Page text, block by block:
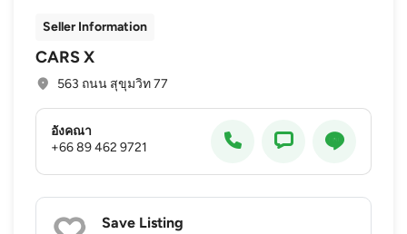
Seller Information
CARS X
563 ถนน สุขุมวิท 77
อังคณา
+66 89 462 9721
Save Listing